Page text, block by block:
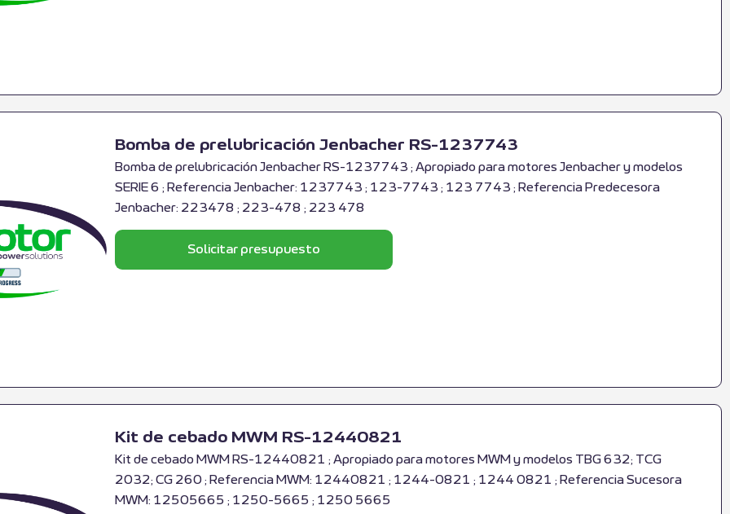
Bomba de prelubricación Jenbacher RS-1237743
Bomba de prelubricación Jenbacher RS-1237743 ; Apropiado para motores Jenbacher y modelos
SERIE 6 ; Referencia Jenbacher: 1237743 ; 123-7743 ; 123 7743 ; Referencia Predecesora
Jenbacher: 223478 ; 223-478 ; 223 478
Solicitar presupuesto
Kit de cebado MWM RS-12440821
Kit de cebado MWM RS-12440821 ; Apropiado para motores MWM y modelos TBG 632; TCG
2032; CG 260 ; Referencia MWM: 12440821 ; 1244-0821 ; 1244 0821 ; Referencia Sucesora
MWM: 12505665 ; 1250-5665 ; 1250 5665